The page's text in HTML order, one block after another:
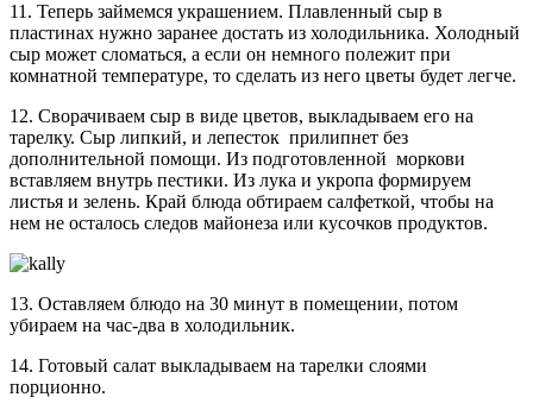
11. Теперь займемся украшением. Плавленный сыр в
пластинах нужно заранее достать из холодильника. Холодный
сыр может сломаться, а если он немного полежит при
комнатной температуре, то сделать из него цветы будет легче.
12. Сворачиваем сыр в виде цветов, выкладываем его на
тарелку. Сыр липкий, и лепесток прилипнет без
дополнительной помощи. Из подготовленной моркови
вставляем внутрь пестики. Из лука и укропа формируем
листья и зелень. Край блюда обтираем салфеткой, чтобы на
нем не осталось следов майонеза или кусочков продуктов.
13. Оставляем блюдо на 30 минут в помещении, потом
убираем на час-два в холодильник.
14. Готовый салат выкладываем на тарелки слоями
порционно.